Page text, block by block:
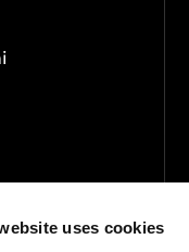
uses cookies